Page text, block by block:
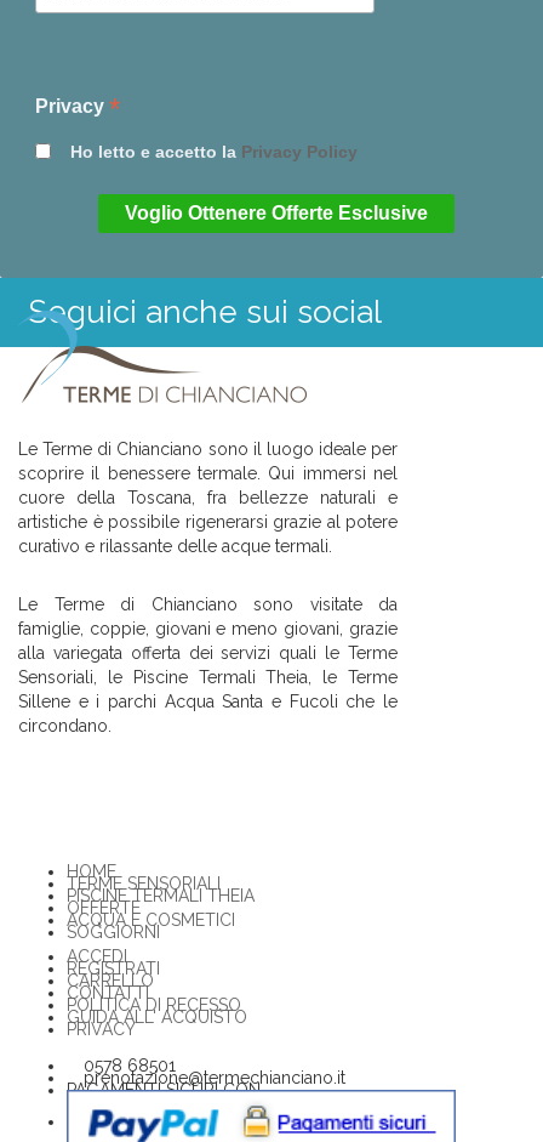
Privacy*
Ho letto e accetto la Privacy Policy
Seguici anche sui social
Le Terme di Chianciano sono il luogo ideale per
scoprire il benessere termale. Qui immersi nel
cuore della Toscana, fra bellezze naturali e
artistiche è possibile rigenerarsi grazie al potere
curativo e rilassante delle acque termali.
Le Terme di Chianciano sono visitate da
famiglie, coppie, giovani e meno giovani, grazie
alla variegata offerta dei servizi quali le Terme
Sensoriali, le Piscine Termali Theia, le Terme
Sillene e i parchi Acqua Santa e Fucoli che le
circondano.
HOME
TERME SENSORIALI
PISCINE TERMALI THEIA
OFFERTE
ACQUA E COSMETICI
SOGGIORNI
ACCEDI
REGISTRATI
CARRELLO
CONTATTI
POLITICA DI RECESSO
GUIDA ALL' ACQUISTO
PRIVACY
0578 68501
prenotazione@termechianciano.it
PAGAMENTI SICURI CON